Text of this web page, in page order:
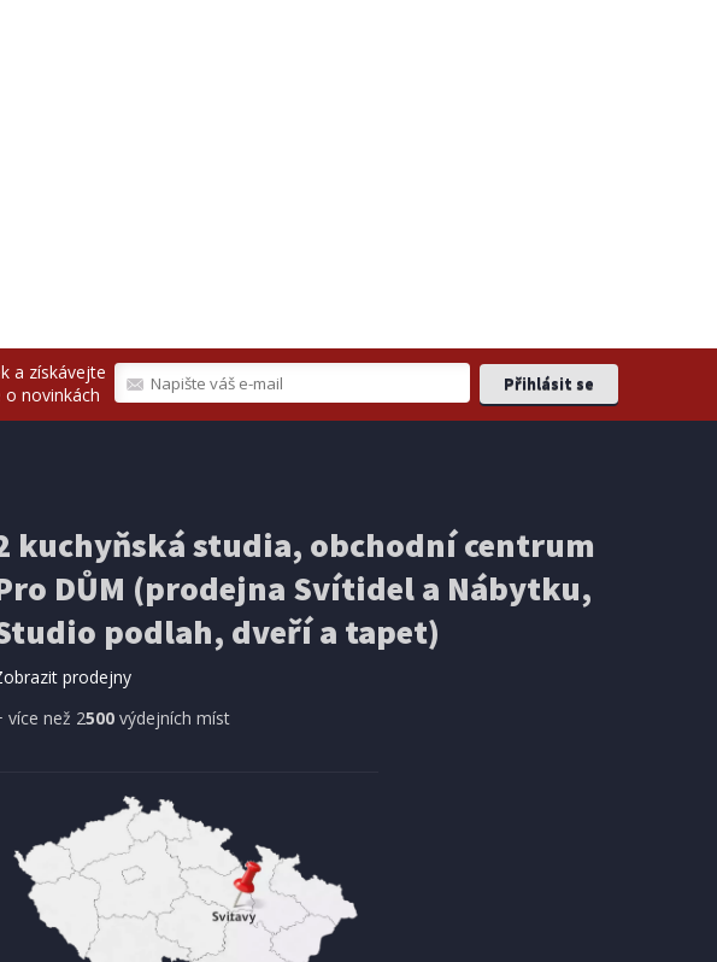
a získávejte
novinkách
kuchyňská studia, obchodní centrum
DŮM (prodejna Svítidel a Nábytku,
podlah, dveří a tapet)
prodejny
více než 2500výdejních míst